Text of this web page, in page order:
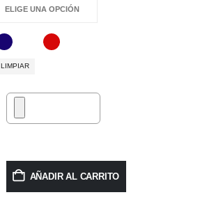
LIMPIAR
AÑADIR AL CARRITO